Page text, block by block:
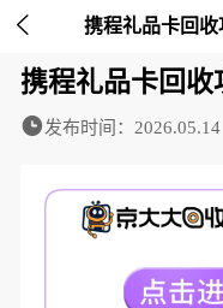

携程礼品卡回
发布时间：2026.05.14